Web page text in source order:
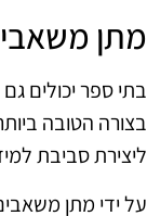
מתן
בתי ספר יכולים
בצורה הטובה
ליצירת סביבת
על ידי מתן